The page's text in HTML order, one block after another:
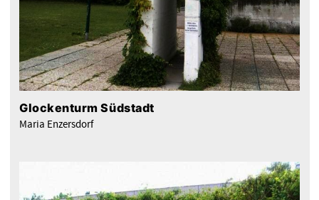
Glockenturm Südstadt
Maria Enzersdorf